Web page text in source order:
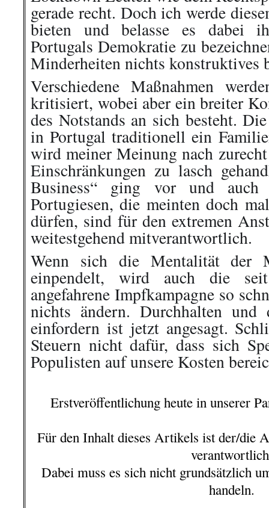
gerade recht. Doch ich werde
bieten und belasse es dabei
Portugals Demokratie zu
Minderheiten nichts konstruktives
Verschiedene Maßnahmen
kritisiert, wobei aber ein breiter
des Notstands an sich besteht.
in Portugal traditionell ein
wird meiner Meinung nach
Einschränkungen zu lasch
Business“ ging vor und
Portugiesen, die meinten doch
dürfen, sind für den extremen
weitestgehend mitverantwortlich.
Wenn sich die Mentalität der
einpendelt, wird auch die
angefahrene Impfkampagne so
nichts ändern. Durchhalten und
einfordern ist jetzt angesagt.
Steuern nicht dafür, dass sich
Populisten auf unsere Kosten
Erstveröffentlichung heute in unserer
Für den Inhalt dieses Artikels ist der/die
Dabei muss es sich nicht grundsätzlich
handeln.